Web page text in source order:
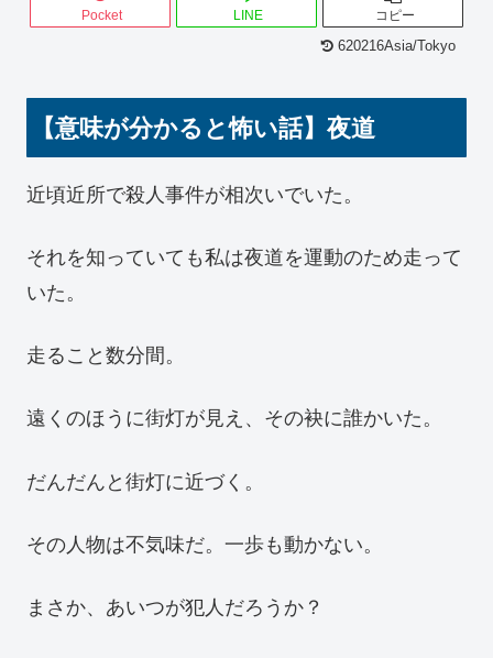
Pocket LINE コピー
620216Asia/Tokyo
【意味が分かると怖い話】夜道
近頃近所で殺人事件が相次いでいた。
それを知っていても私は夜道を運動のため走って
いた。
走ること数分間。
遠くのほうに街灯が見え、その袂に誰かいた。
だんだんと街灯に近づく。
その人物は不気味だ。一歩も動かない。
まさか、あいつが犯人だろうか？